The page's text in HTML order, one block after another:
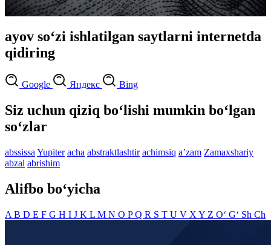
ayov so‘zi ishlatilgan saytlarni internetda
qidiring
Google Яндекс Bing
Siz uchun qiziq bo‘lishi mumkin bo‘lgan
so‘zlar
abssissa Yupiter acha abstraktlashtir achimsiq aʼzam Zamaxshariy
abzal abrishim
Alifbo bo‘yicha
A B D E F G H I J K L M N O PQ R S T U V X Y Z O‘ G‘ Sh Ch